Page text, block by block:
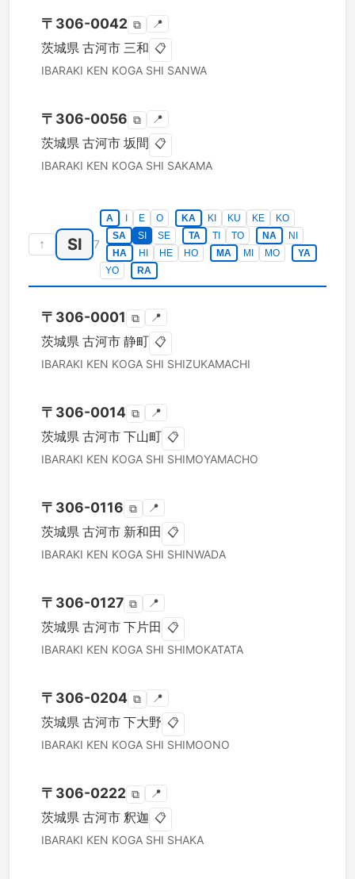
〒 306-0042 ⧉ 📍
茨城県 古河市 三和 📋
IBARAKI KEN KOGA SHI SANWA
〒 306-0056 ⧉ 📍
茨城県 古河市 坂間 📋
IBARAKI KEN KOGA SHI SAKAMA
↑ SI 7
A E O KA KI KU KE
KO
SA
SI SE TA TI TO NA
NI
HA
HI HE HO MA MI MO
YA
YO
RA
〒 306-0001 ⧉ 📍
茨城県 古河市 静町 📋
IBARAKI KEN KOGA SHI SHIZUKAMACHI
〒 306-0014 ⧉ 📍
茨城県 古河市 下山町 📋
IBARAKI KEN KOGA SHI SHIMOYAMACHO
〒 306-0116 ⧉ 📍
茨城県 古河市 新和田 📋
IBARAKI KEN KOGA SHI SHINWADA
〒 306-0127 ⧉ 📍
茨城県 古河市 下片田 📋
IBARAKI KEN KOGA SHI SHIMOKATATA
〒 306-0204 ⧉ 📍
茨城県 古河市 下大野 📋
IBARAKI KEN KOGA SHI SHIMOONO
〒 306-0222 ⧉ 📍
茨城県 古河市 釈迦 📋
IBARAKI KEN KOGA SHI SHAKA